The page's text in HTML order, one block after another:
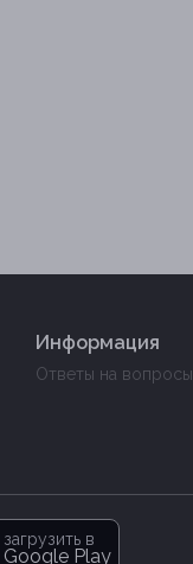
Информация
Ответы на вопросы
загрузить в
Google Play